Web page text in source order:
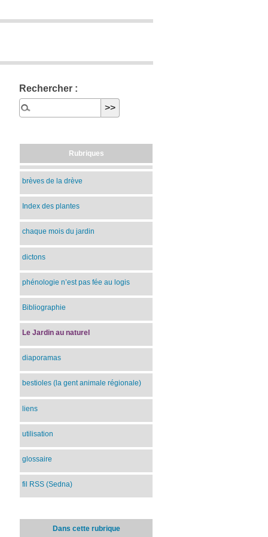
Rechercher :
Rubriques
brèves de la drève
Index des plantes
chaque mois du jardin
dictons
phénologie n’est pas fée au logis
Bibliographie
Le Jardin au naturel
diaporamas
bestioles (la gent animale régionale)
liens
utilisation
glossaire
fil RSS (Sedna)
Dans cette rubrique